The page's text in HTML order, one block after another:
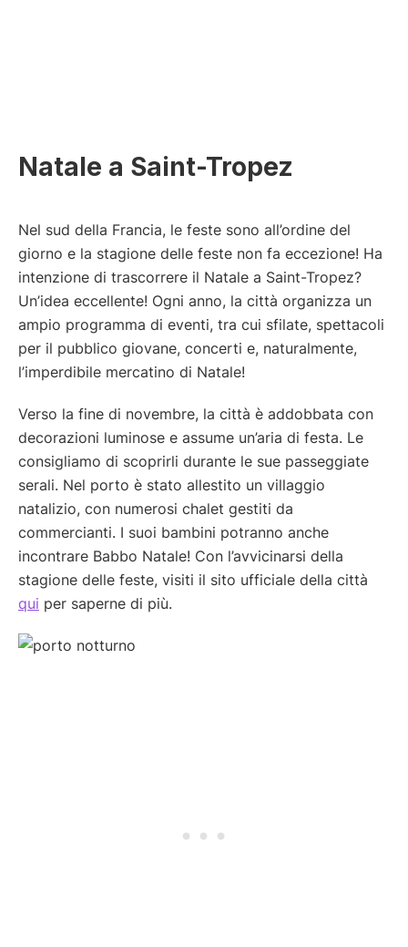
Natale a Saint-Tropez
Nel sud della Francia, le feste sono all’ordine del
giorno e la stagione delle feste non fa eccezione! Ha
intenzione di trascorrere il Natale a Saint-Tropez?
Un’idea eccellente! Ogni anno, la città organizza un
ampio programma di eventi, tra cui sfilate, spettacoli
per il pubblico giovane, concerti e, naturalmente,
l’imperdibile mercatino di Natale!
Verso la fine di novembre, la città è addobbata con
decorazioni luminose e assume un’aria di festa. Le
consigliamo di scoprirli durante le sue passeggiate
serali. Nel porto è stato allestito un villaggio
natalizio, con numerosi chalet gestiti da
commercianti. I suoi bambini potranno anche
incontrare Babbo Natale! Con l’avvicinarsi della
stagione delle feste, visiti il sito ufficiale della città
qui per saperne di più.